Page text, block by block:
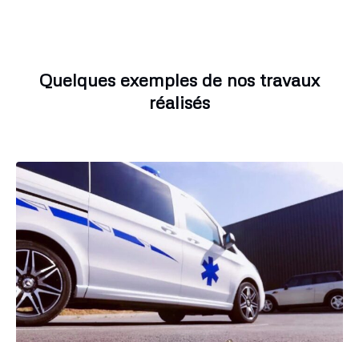
Quelques exemples de nos travaux
réalisés